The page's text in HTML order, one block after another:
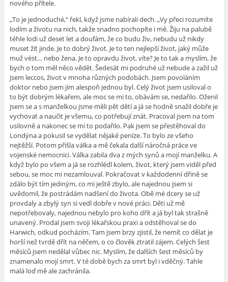
nového přítele.
„To je jednoduché,“ řekl, když jsme nabírali dech. „Vy přeci rozumíte
lodím a životu na nich, takže snadno pochopíte i mě. Žiju na palubě
téhle lodi už deset let a doufám, že co budu živ, nebudu už nikdy
muset žít jinde. Je to dobrý život. Je to ten nejlepší život, jaký může
muž vést… nebo žena. Je to opravdu život, víte? Je to tak a myslím, že
bych o tom měl něco vědět. Šedesát mi podruhé už nebude a zažil už
jsem leccos, život v mnoha různých podobách. Jsem povoláním
doktor nebo jsem jím alespoň jednou byl. Celý život jsem usiloval o
to být dobrým lékařem, ale moc se mi to, obávám se, nedařilo. Oženil
jsem se a s manželkou jsme měli pět dětí a já se hodně snažil dobře je
vychovat a naučit je všemu, co potřebují znát. Pracoval jsem na tom
usilovně a nakonec se mi to podařilo. Pak jsem se přestěhoval do
Londýna a pokusil se vydělat nějaké peníze. To bylo ze všeho
nejtěžší. Potom přišla válka a mě čekala další náročná práce ve
vojenské nemocnici. Válka zabila dva z mých synů a mojí manželku. A
když bylo po všem a já se rozhlédl kolem, život, který jsem viděl před
sebou, se moc mi nezamlouval. Pokračovat v každodenní dřině se
zdálo být tím jediným, co mi ještě zbylo, ale najednou jsem si
uvědomil, že postrádám nadšení do života. Obě mé dcery se už
provdaly a zbylý syn si vedl dobře v nové práci. Děti už mě
nepotřebovaly, najednou nebylo pro koho dřít a já byl tak strašně
unavený. Prodal jsem svoji lékařskou praxi a odstěhoval se do
Harwich, odkud pocházím. Tam jsem brzy zjistil, že nemít co dělat je
horší než tvrdě dřít na něčem, o co člověk ztratil zájem. Celých šest
měsíců jsem nedělal vůbec nic. Myslím, že dalších šest měsíců by
znamenalo mojí smrt. V té době bych za smrt byl i vděčný. Tahle
malá loď mě ale zachránila.